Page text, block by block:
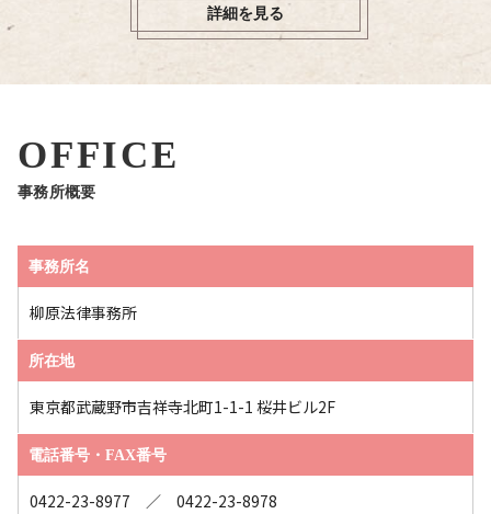
詳細を見る
OFFICE
事務所概要
事務所名
柳原法律事務所
所在地
東京都武蔵野市吉祥寺北町1-1-1 桜井ビル2F
電話番号・FAX番号
0422-23-8977 ／ 0422-23-8978